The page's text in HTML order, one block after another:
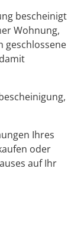
bescheinigt
Wohnung,
geschlossene
Ihres
oder
auf Ihr